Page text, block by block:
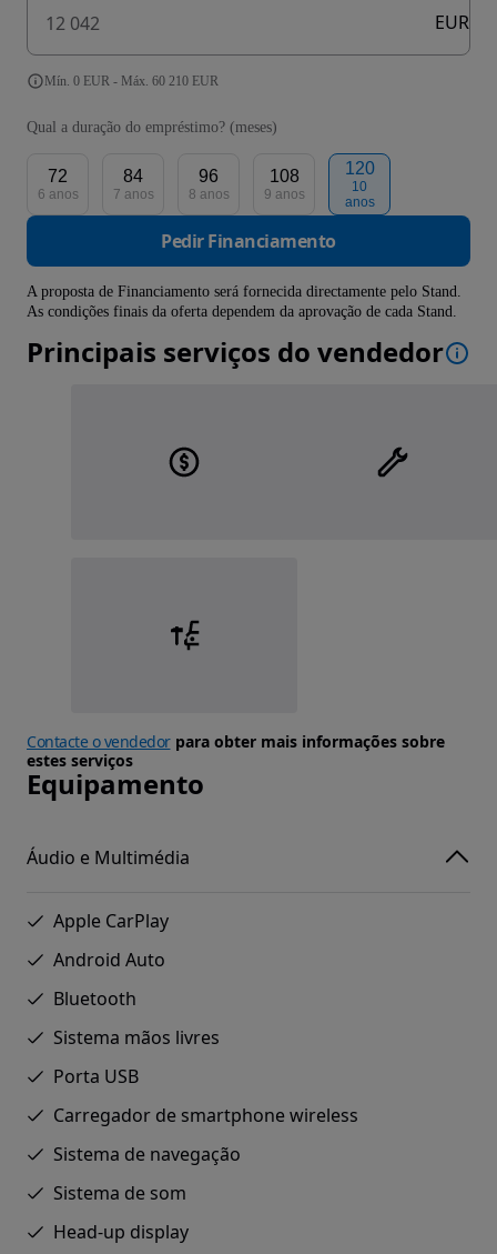
EUR
Mín. 0 EUR - Máx. 60 210 EUR
Qual a duração do empréstimo? (meses)
72
6 anos
84
7 anos
96
8 anos
108
9 anos
120
10
anos
Pedir Financiamento
A proposta de Financiamento será fornecida directamente pelo Stand.
As condições finais da oferta dependem da aprovação de cada Stand.
Principais serviços do vendedor
Contacte o vendedorpara obter mais informações sobre
estes serviços
Equipamento
Áudio e Multimédia
Apple CarPlay
Android Auto
Bluetooth
Sistema mãos livres
Porta USB
Carregador de smartphone wireless
Sistema de navegação
Sistema de som
Head-up display